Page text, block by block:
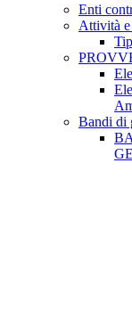
Enti
Attività
Bandi di